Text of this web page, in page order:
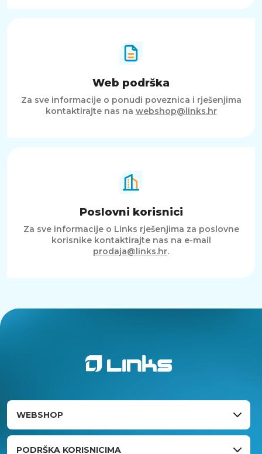
Web podrška
Za sve informacije o ponudi poveznica i rješenjima
kontaktirajte nas na webshop@links.hr
Poslovni korisnici
Za sve informacije o Links rješenjima za poslovne
korisnike kontaktirajte nas na e-mail
prodaja@links.hr.
WEBSHOP
PODRŠKA KORISNICIMA